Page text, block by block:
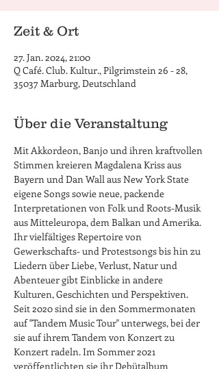
Zeit & Ort
27. Jan. 2024, 21:00
Q Café. Club. Kultur., Pilgrimstein 26 - 28,
35037 Marburg, Deutschland
Über die Veranstaltung
Mit Akkordeon, Banjo und ihren kraftvollen
Stimmen kreieren Magdalena Kriss aus
Bayern und Dan Wall aus New York State
eigene Songs sowie neue, packende
Interpretationen von Folk und Roots-Musik
aus Mitteleuropa, dem Balkan und Amerika.
Ihr vielfältiges Repertoire von
Gewerkschafts- und Protestsongs bis hin zu
Liedern über Liebe, Verlust, Natur und
Abenteuer gibt Einblicke in andere
Kulturen, Geschichten und Perspektiven.
Seit 2020 sind sie in den Sommermonaten
auf "Tandem Music Tour" unterwegs, bei der
sie auf ihrem Tandem von Konzert zu
Konzert radeln. Im Sommer 2021
veröffentlichten sie ihr Debütalbum